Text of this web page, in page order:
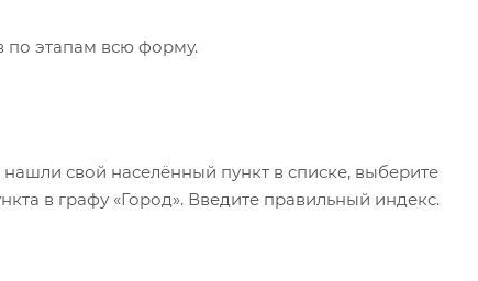
по этапам всю форму.
свой населённый пункт в списке, выберите
в графу «Город». Введите правильный индекс.